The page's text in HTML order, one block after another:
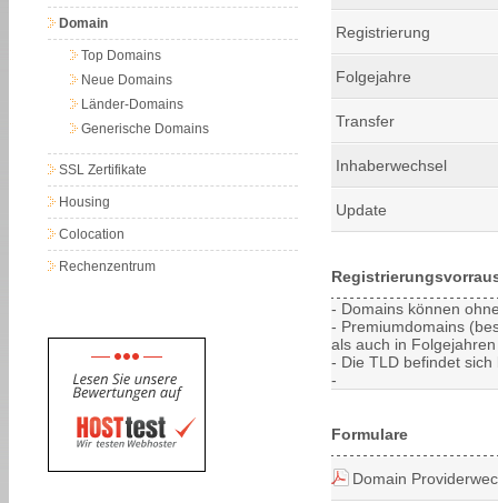
Domain
Top Domains
Neue Domains
Länder-Domains
Generische Domains
SSL Zertifikate
Housing
Colocation
Rechenzentrum
Registrierung
Folgejahre
Transfer
Inhaberwechsel
Update
- Domains können
- Premiumdomains
als auch in
- Die TLD befindet
-
Formulare
Domain